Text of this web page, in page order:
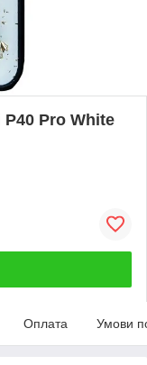
Pro White
Оплата Умови